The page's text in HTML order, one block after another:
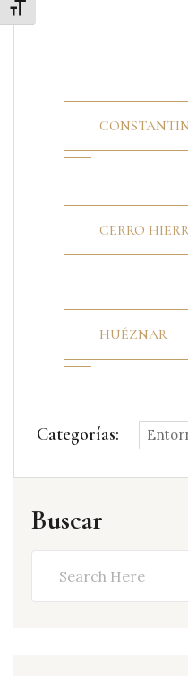
Alternar tamaño de letra
CERRO
HUÉZNAR
Categorías:
Buscar